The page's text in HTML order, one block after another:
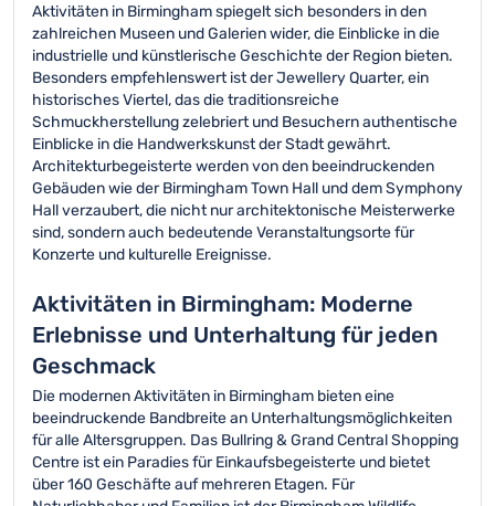
Aktivitäten in Birmingham spiegelt sich besonders in den
zahlreichen Museen und Galerien wider, die Einblicke in die
industrielle und künstlerische Geschichte der Region bieten.
Besonders empfehlenswert ist der Jewellery Quarter, ein
historisches Viertel, das die traditionsreiche
Schmuckherstellung zelebriert und Besuchern authentische
Einblicke in die Handwerkskunst der Stadt gewährt.
Architekturbegeisterte werden von den beeindruckenden
Gebäuden wie der Birmingham Town Hall und dem Symphony
Hall verzaubert, die nicht nur architektonische Meisterwerke
sind, sondern auch bedeutende Veranstaltungsorte für
Konzerte und kulturelle Ereignisse.
Aktivitäten in Birmingham: Moderne
Erlebnisse und Unterhaltung für jeden
Geschmack
Die modernen Aktivitäten in Birmingham bieten eine
beeindruckende Bandbreite an Unterhaltungsmöglichkeiten
für alle Altersgruppen. Das Bullring & Grand Central Shopping
Centre ist ein Paradies für Einkaufsbegeisterte und bietet
über 160 Geschäfte auf mehreren Etagen. Für